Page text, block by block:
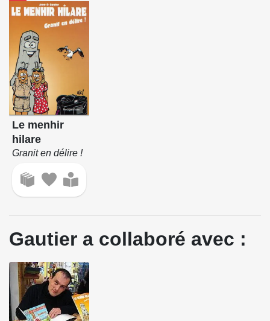
Le menhir
hilare
Granit en délire !
Gautier a collaboré avec :